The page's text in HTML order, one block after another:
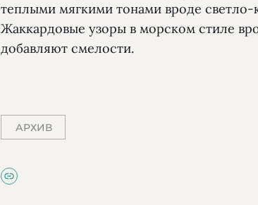
теплыми мягкими тонами вроде
Жаккардовые узоры в морском стиле
добавляют смелости.
АРХИВ